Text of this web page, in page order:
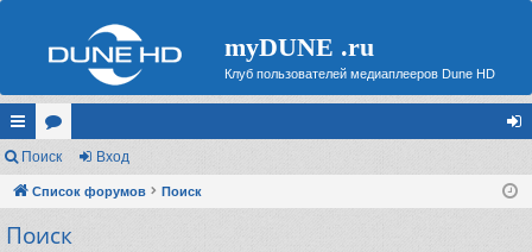
myDUNE .ru
Клуб пользователей медиаплееров Dune HD
с
ы
лк
ор
ум д
Поиск Вход
Список форумов Поиск
Поиск